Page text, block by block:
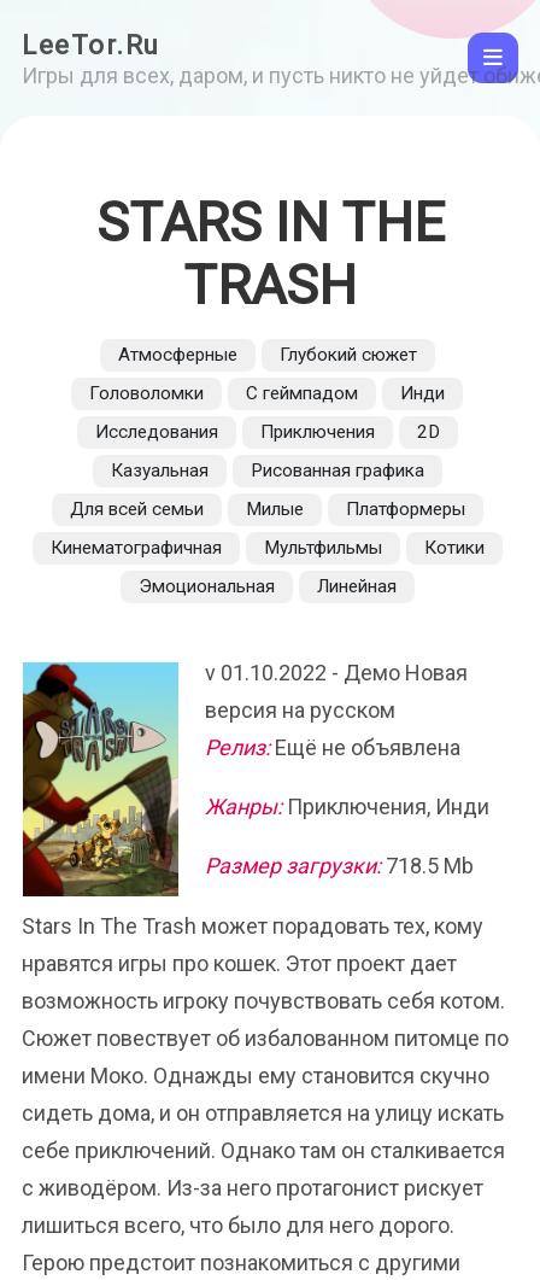
LeeTor.Ru
Игры для всех, даром, и пусть никто не уйдет
STARS IN THE
TRASH
Атмосферные
Глубокий сюжет
Головоломки
С геймпадом
Инди
Исследования
Приключения
2D
Казуальная
Рисованная графика
Для всей семьи
Милые
Платформеры
Кинематографичная
Мультфильмы
Котики
Эмоциональная
Линейная
v 01.10.2022 - Демо Новая
версия на русском
Релиз:Ещё не объявлена
Жанры:Приключения, Инди
Размер загрузки:718.5 Mb
Stars In The Trash может порадовать тех, кому
нравятся игры про кошек. Этот проект дает
возможность игроку почувствовать себя котом.
Сюжет повествует об избалованном питомце по
имени Моко. Однажды ему становится скучно
сидеть дома, и он отправляется на улицу искать
себе приключений. Однако там он сталкивается
с живодёром. Из-за него протагонист рискует
лишиться всего, что было для него дорого.
Герою предстоит познакомиться с другими